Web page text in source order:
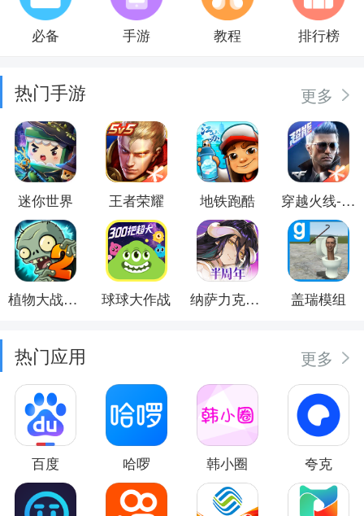
必备 手游 教程 排行榜
热门手游 更多
迷你世界 王者荣耀 地铁跑酷 穿越火线-枪战王者
植物大战僵尸2 球球大作战 纳萨力克之王 盖瑞模组
热门应用 更多
百度 哈啰 韩小圈 夸克